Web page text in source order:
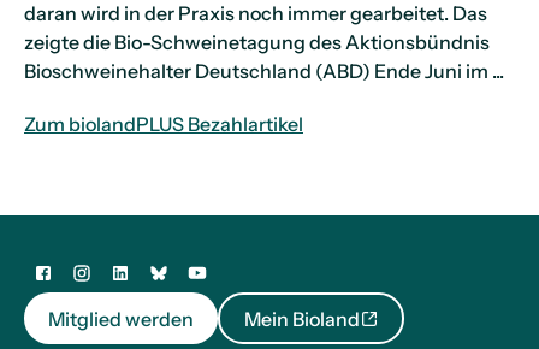
daran wird in der Praxis noch immer gearbeitet. Das
zeigte die Bio-Schweinetagung des Aktionsbündnis
Bioschweinehalter Deutschland (ABD) Ende Juni im ...
Zum biolandPLUS Bezahlartikel
Mitglied werden Mein Bioland